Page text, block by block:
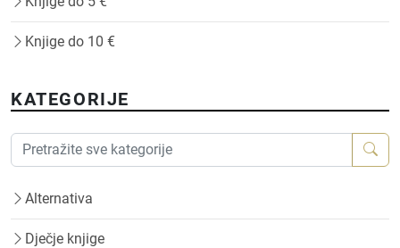
Knjige do 10 €
KATEGORIJE
Alternativa
Dječje knjige